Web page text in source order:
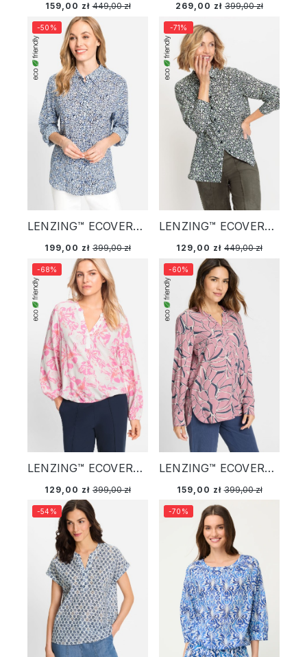
159,00 zł 449,00 zł 269,00 zł 399,00 zł
LENZING™ ECOVERO™ Koszula damska z printem w kwiaty - Basic
199,00 zł 399,00 zł
-50%
LENZING™ ECOVERO™ Koszula damska z printem w kwiaty - Digital Garden
129,00 zł 449,00 zł
-71%
LENZING™ ECOVERO™ Różowa wiskozowa koszula damska o kroju tuniki w kwiaty – Back in Bloom
129,00 zł 399,00 zł
-68%
LENZING™ ECOVERO™ Różowa wiskozowa koszula damska ze wzorem – Vintage Romance
159,00 zł 399,00 zł
-60%
-54% -70%